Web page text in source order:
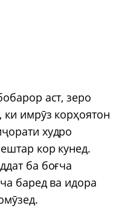
аст, зеро
имрӯз корҳоятон
худро
кор кунед.
ба боғча
баред ва идора